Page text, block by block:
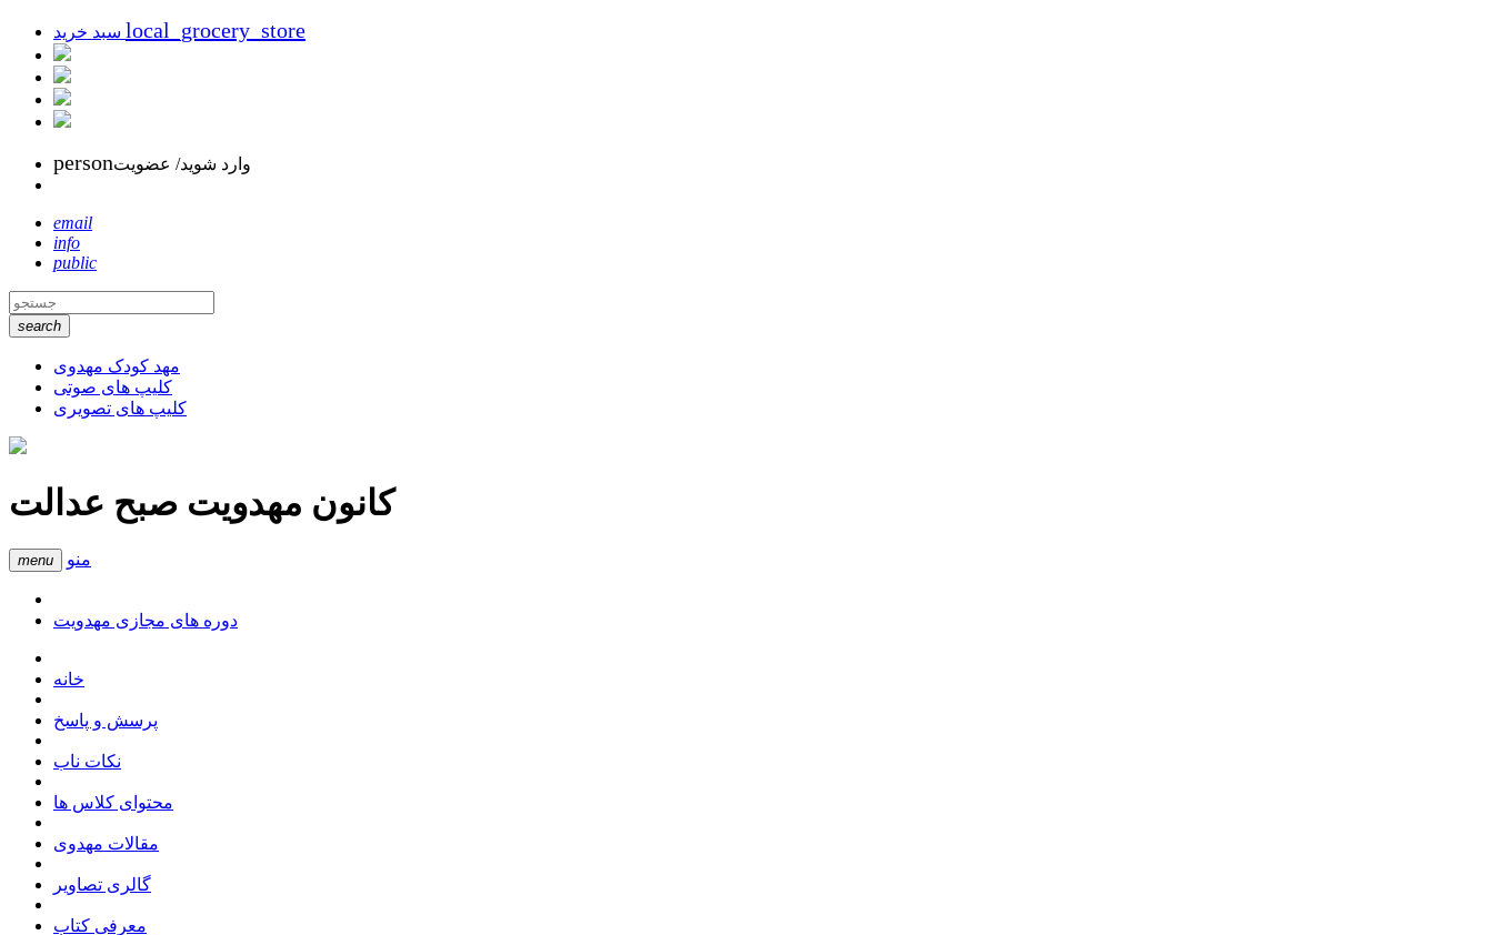
local_grocery_store
personوارد شوید/ عضویت
email
info
public
search
مهد کودک مهدوی
کلیپ های صوتی
کلیپ های تصویری
کانون مهدویت صبح عدالت
menu منو
دوره های مجازی مهدویت
خانه
پرسش و پاسخ
نکات ناب
محتوای کلاس ها
مقالات مهدوی
گالری تصاویر
معرفی کتاب